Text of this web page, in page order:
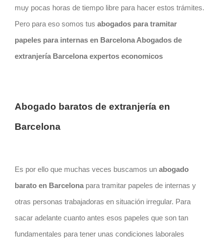
muy pocas horas de tiempo libre para hacer estos trámites.
Pero para eso somos tus abogados para tramitar
papeles para internas en Barcelona Abogados de
extranjería Barcelona expertos economicos
Abogado baratos de extranjería en
Barcelona
Es por ello que muchas veces buscamos un abogado
barato en Barcelona para tramitar papeles de internas y
otras personas trabajadoras en situación irregular. Para
sacar adelante cuanto antes esos papeles que son tan
fundamentales para tener unas condiciones laborales